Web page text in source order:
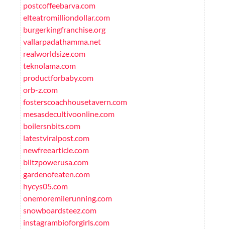
postcoffeebarva.com
elteatromilliondollar.com
burgerkingfranchise.org
vallarpadathamma.net
realworldsize.com
teknolama.com
productforbaby.com
orb-z.com
fosterscoachhousetavern.com
mesasdecultivoonline.com
boilersnbits.com
latestviralpost.com
newfreearticle.com
blitzpowerusa.com
gardenofeaten.com
hycys05.com
onemoremilerunning.com
snowboardsteez.com
instagrambioforgirls.com